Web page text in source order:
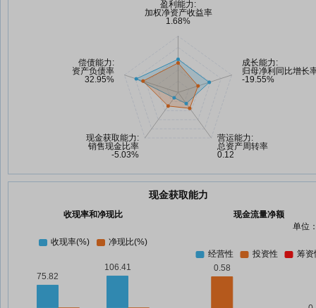
现金获取能力
收现率和净现比
现金流量净额
单位